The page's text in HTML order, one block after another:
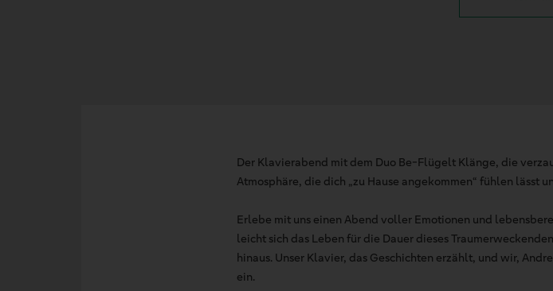
Der Klavierabend mit dem Duo Be-Flügelt Klänge, die
Atmosphäre, die dich „zu Hause angekommen“ fühlen lässt
Erlebe mit uns einen Abend voller Emotionen und
leicht sich das Leben für die Dauer dieses
hinaus. Unser Klavier, das Geschichten erzählt, und wir,
ein.